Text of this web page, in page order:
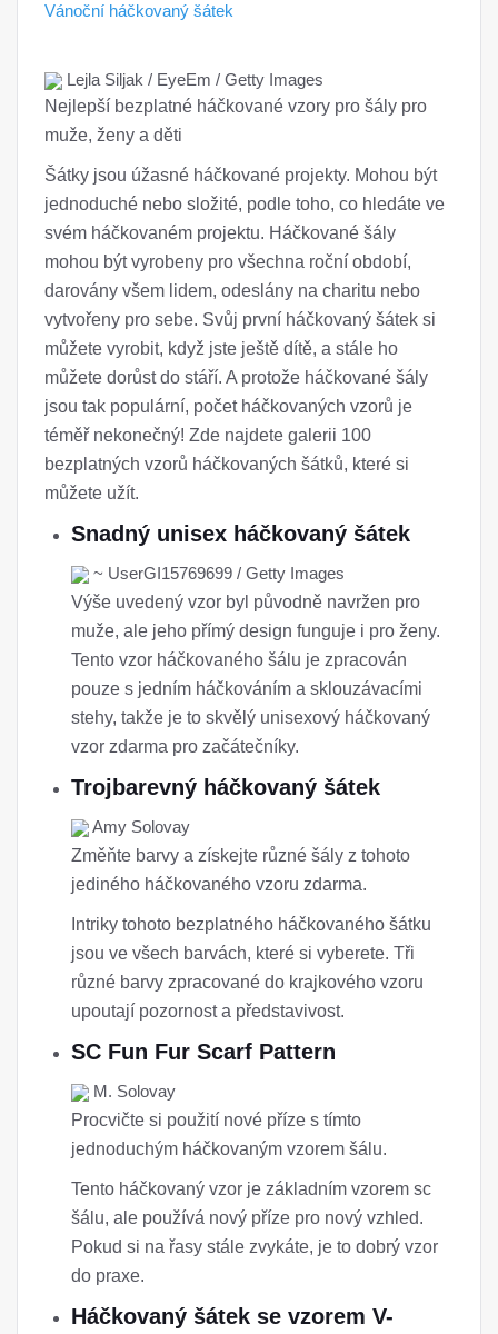
Vánoční háčkovaný šátek
Lejla Siljak / EyeEm / Getty Images
Nejlepší bezplatné háčkované vzory pro šály pro
muže, ženy a děti
Šátky jsou úžasné háčkované projekty. Mohou být
jednoduché nebo složité, podle toho, co hledáte ve
svém háčkovaném projektu. Háčkované šály
mohou být vyrobeny pro všechna roční období,
darovány všem lidem, odeslány na charitu nebo
vytvořeny pro sebe. Svůj první háčkovaný šátek si
můžete vyrobit, když jste ještě dítě, a stále ho
můžete dorůst do stáří. A protože háčkované šály
jsou tak populární, počet háčkovaných vzorů je
téměř nekonečný! Zde najdete galerii 100
bezplatných vzorů háčkovaných šátků, které si
můžete užít.
Snadný unisex háčkovaný šátek
~ UserGI15769699 / Getty Images
Výše uvedený vzor byl původně navržen pro
muže, ale jeho přímý design funguje i pro ženy.
Tento vzor háčkovaného šálu je zpracován
pouze s jedním háčkováním a sklouzávacími
stehy, takže je to skvělý unisexový háčkovaný
vzor zdarma pro začátečníky.
Trojbarevný háčkovaný šátek
Amy Solovay
Změňte barvy a získejte různé šály z tohoto
jediného háčkovaného vzoru zdarma.
Intriky tohoto bezplatného háčkovaného šátku
jsou ve všech barvách, které si vyberete. Tři
různé barvy zpracované do krajkového vzoru
upoutají pozornost a představivost.
SC Fun Fur Scarf Pattern
M. Solovay
Procvičte si použití nové příze s tímto
jednoduchým háčkovaným vzorem šálu.
Tento háčkovaný vzor je základním vzorem sc
šálu, ale používá nový příze pro nový vzhled.
Pokud si na řasy stále zvykáte, je to dobrý vzor
do praxe.
Háčkovaný šátek se vzorem V-